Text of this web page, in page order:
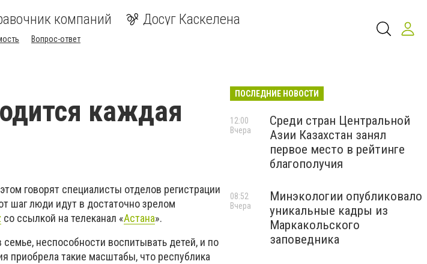
компаний Досуг Каскелена
Вопрос-ответ
каждая
говорят специалисты отделов регистрации
шаг люди идут в достаточно зрелом
со ссылкой на телеканал «Астана».
неспособности воспитывать детей, и по
приобрела такие масштабы, что республика
ПОСЛЕДНИЕ НОВОСТИ
Среди стран Центральной
Азии Казахстан занял
первое место в рейтинге
благополучия
12:00
Вчера
Минэкологии опубликовало
уникальные кадры из
Маркакольского
заповедника
08:52
Вчера